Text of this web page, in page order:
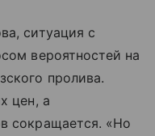
ситуация с
вероятностей на
пролива.
цен, а
сокращается. «Но